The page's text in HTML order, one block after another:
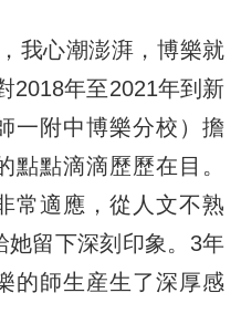
心潮澎湃，博樂就
2018年至2021年到新
一附中博樂分校）擔
點點滴滴歷歷在目。
常適應，從人文不熟
她留下深刻印象。3年
的師生産生了深厚感